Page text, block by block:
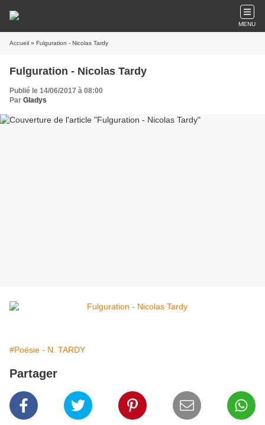
MENU
Accueil » Fulguration - Nicolas Tardy
Fulguration - Nicolas Tardy
Publié le 14/06/2017 à 08:00
Par Gladys
#Poésie - N. TARDY
Partager